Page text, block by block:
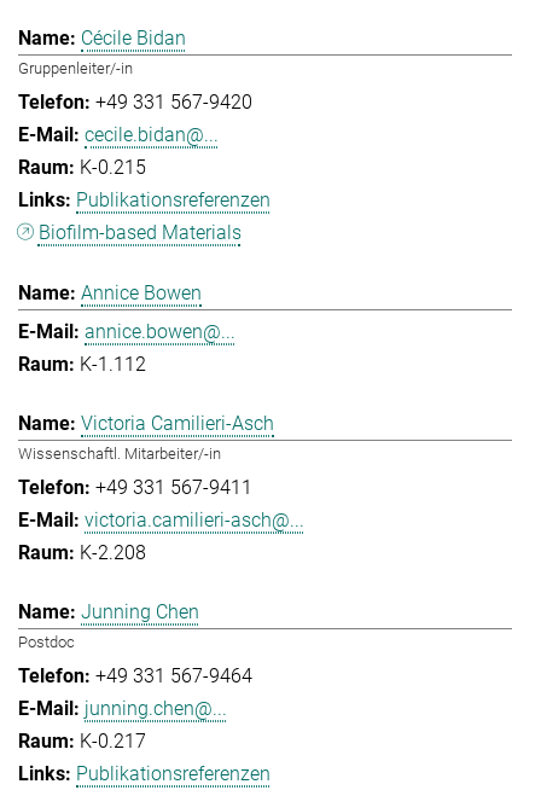
Cécile Bidan
Gruppenleiter/-in
+49 331 567-9420
cecile.bidan@...
K-0.215
Publikationsreferenzen
Biofilm-based Materials
Annice Bowen
annice.bowen@...
K-1.112
Victoria Camilieri-Asch
Wissenschaftl. Mitarbeiter/-in
+49 331 567-9411
victoria.camilieri-asch@...
K-2.208
Junning Chen
Postdoc
+49 331 567-9464
junning.chen@...
K-0.217
Publikationsreferenzen